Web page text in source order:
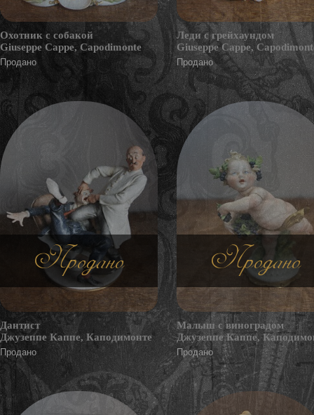
Охотник с собакой
Giuseppe Cappe, Capodimonte
Продано
Леди с грейхаундом
Giuseppe Cappe,
Продано
Продано
Дантист
Джузеппе Каппе, Каподимонте
Продано
Продано
Малыш с виноградом
Джузеппе Каппе,
Продано